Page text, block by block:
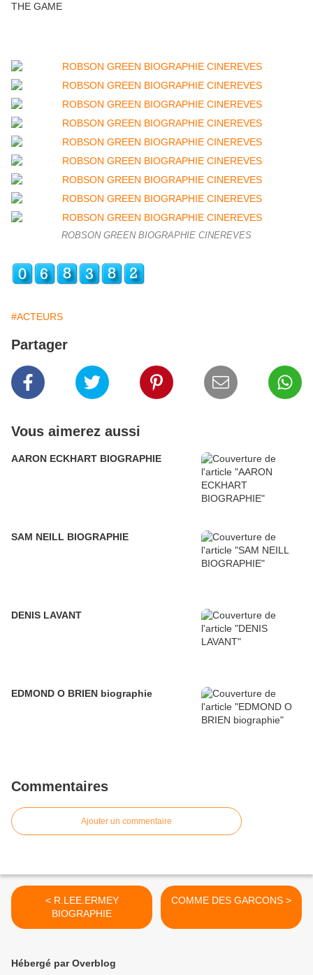
THE GAME
ROBSON GREEN BIOGRAPHIE CINEREVES
#ACTEURS
Partager
Vous aimerez aussi
AARON ECKHART BIOGRAPHIE
SAM NEILL BIOGRAPHIE
DENIS LAVANT
EDMOND O BRIEN biographie
Commentaires
Ajouter un commentaire
< R.LEE.ERMEY
BIOGRAPHIE
COMME DES GARCONS >
Hébergé par Overblog